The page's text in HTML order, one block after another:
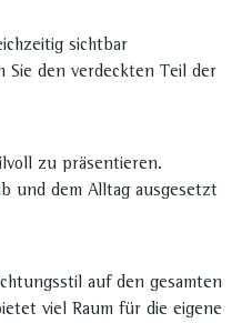
sichtbar
Sie den verdeckten Teil der
zu präsentieren.
und dem Alltag ausgesetzt
auf den gesamten
viel Raum für die eigene